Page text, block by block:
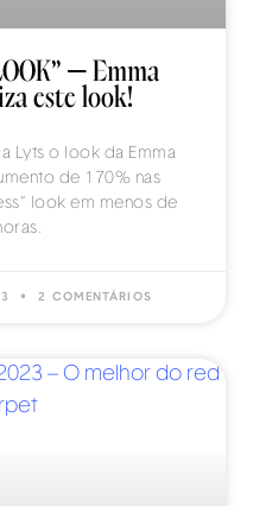
– Emma
este look!
Lyts o look da Emma
de 170% nas
look em menos de
2 COMENTÁRIOS